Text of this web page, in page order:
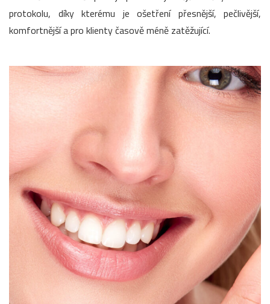
protokolu, díky kterému je ošetření přesnější, pečlivější,
komfortnější a pro klienty časově méně zatěžující.